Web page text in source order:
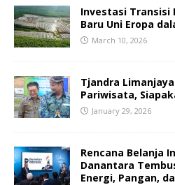
Investasi Transisi
Baru Uni Eropa
March 10, 2026
Tjandra
Pariwisata,
January 29, 2026
Rencana Belanja
Danantara
Energi, Pangan,